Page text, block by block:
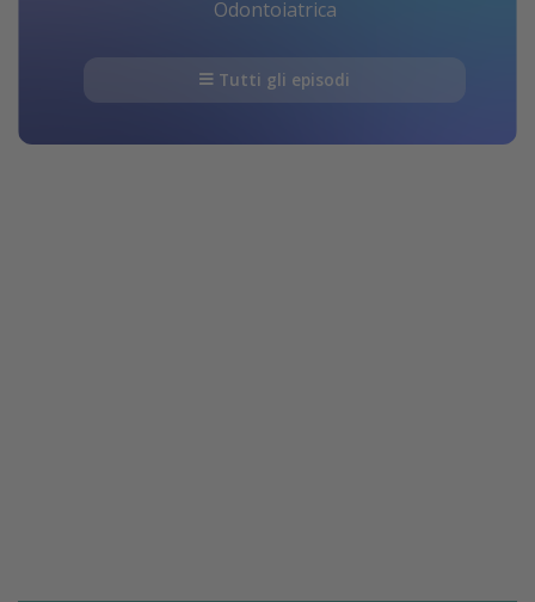
Odontoiatrica
Tutti gli episodi